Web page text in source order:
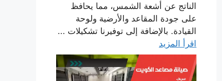
الناتج عن أشعة الشمس، مما يحافظ
على جودة المقاعد والأرضية ولوحة
القيادة. بالإضافة إلى توفيرنا تشكيلات ...
اقرأ المزيد